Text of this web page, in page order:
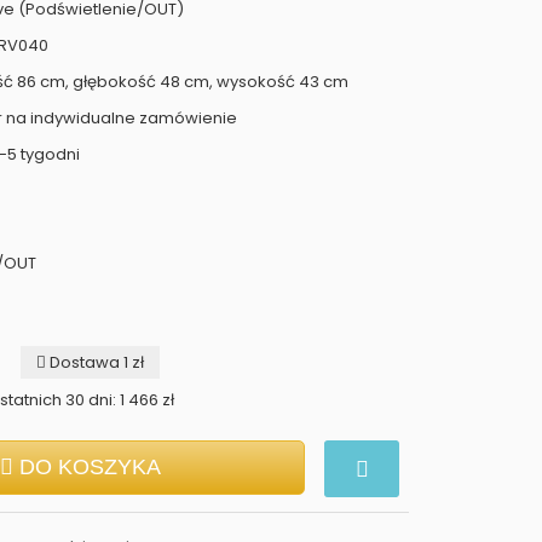
(Podświetlenie/OUT)
86 cm, głębokość 48 cm, wysokość 43 cm
na indywidualne zamówienie
5 tygodni
Dostawa 1 zł
30 dni: 1 466 zł
DO KOSZYKA